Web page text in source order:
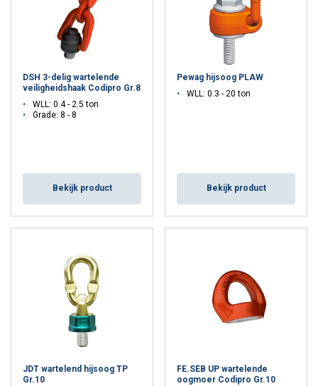
DSH 3-delig wartelende
veiligheidshaak Codipro Gr.8
WLL: 0.4 - 2.5 ton
Grade: 8 - 8
Bekijk product
Pewag hijsoog PLAW
WLL: 0.3 - 20 ton
Bekijk product
JDT wartelend hijsoog TP
Gr.10
FE.SEB UP wartelende
oogmoer Codipro Gr.10
u aan hen heeft verstrekt of die zij hebben
verzameld door uw gebruik van hun diensten.
Privacybeleid
Strikt
noodzakelijk
Prestatie Targeting
ALLES ACCEPTEREN
DETAILS WEERGEVEN